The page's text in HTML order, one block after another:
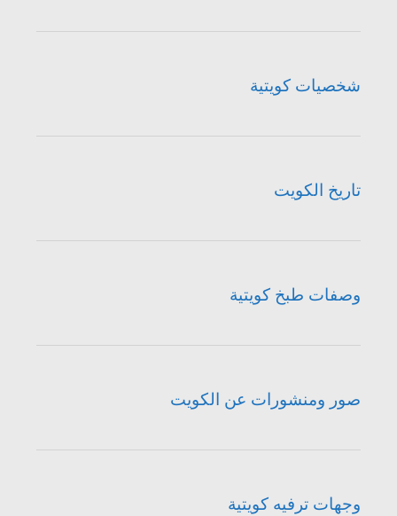
شخصيات كويتية
تاريخ الكويت
وصفات طبخ كويتية
صور ومنشورات عن الكويت
وجهات ترفيه كويتية